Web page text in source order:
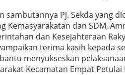
sambutannya Pj. Sekda yang
Kemasyarakatan dan SDM,
dan Kesejahteraan
terima kasih kepada
menyukseskan
Kecamatan Empat